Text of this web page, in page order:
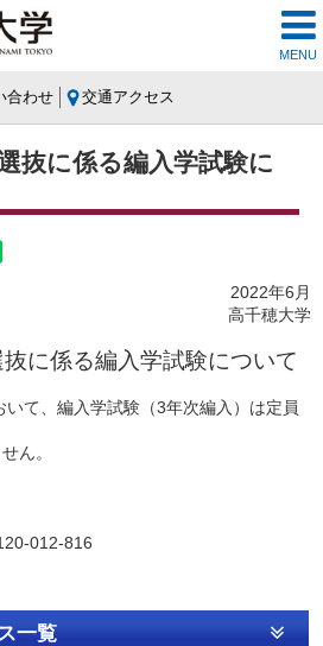
MENU
合わせ 交通アクセス
一覧
抜に係る編入学試験に
2022年6月
高千穂大学
に係る編入学試験について
て、編入学試験（3年次編入）は定員
ん。
012-816